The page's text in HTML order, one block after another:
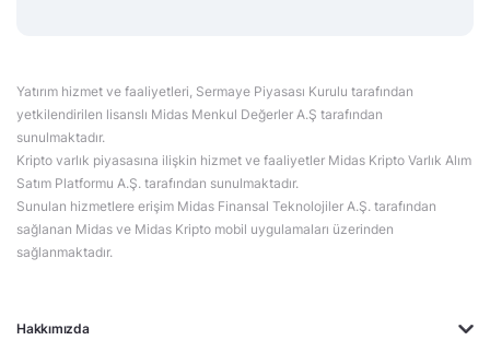
Hakkımızda
Yatırım hizmet ve faaliyetleri, Sermaye Piyasası Kurulu tarafından
yetkilendirilen lisanslı Midas Menkul Değerler A.Ş tarafından
sunulmaktadır.
Kripto varlık piyasasına ilişkin hizmet ve faaliyetler Midas Kripto Varlık Alım
Satım Platformu A.Ş. tarafından sunulmaktadır.
Sunulan hizmetlere erişim Midas Finansal Teknolojiler A.Ş. tarafından
sağlanan Midas ve Midas Kripto mobil uygulamaları üzerinden
sağlanmaktadır.